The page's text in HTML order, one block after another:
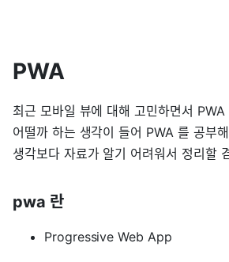
PWA
최근 모바일 뷰에 대해 고민하면서 PWA
어떨까 하는 생각이 들어 PWA 를 공부
생각보다 자료가 알기 어려워서 정리할
pwa 란
Progressive Web App